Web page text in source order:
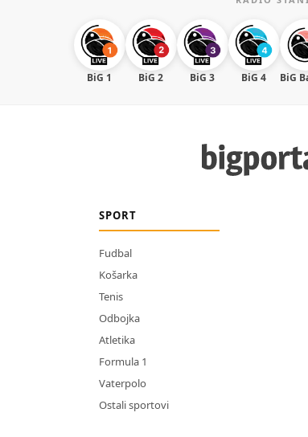
BiG 1 BiG 2 BiG 3 BiG 4 BiG
SPORT
Fudbal
Košarka
Tenis
Odbojka
Atletika
Formula 1
Vaterpolo
Ostali sportovi